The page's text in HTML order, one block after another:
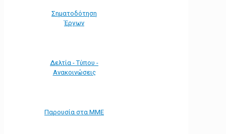
Σηματοδότηση
Έργων
Δελτία - Τύπου -
Ανακοινώσεις
Παρουσία στα ΜΜΕ